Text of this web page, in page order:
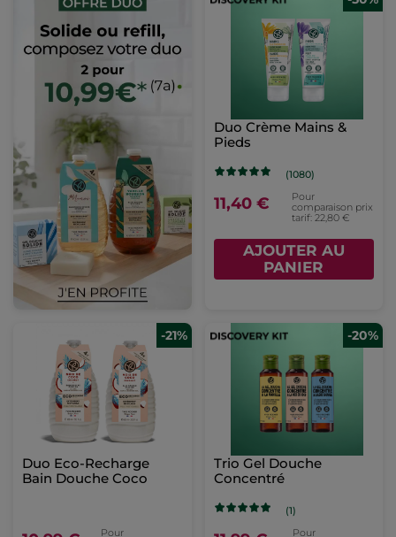
Duo Crème Mains &
Pieds
(1080)
11,40 €
Pour
comparaison prix
tarif: 22,80 €
AJOUTER AU
PANIER
-21%
Duo Eco-Recharge
Bain Douche Coco
Pour
-20%
Trio Gel Douche
Concentré
(1)
Pour